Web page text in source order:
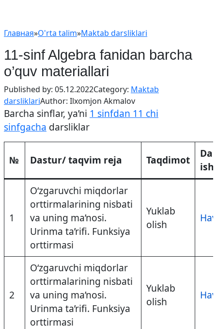
Главная»O'rta talim»Maktab darsliklari
11-sinf Algebra fanidan barcha
o’quv materiallari
Published by: 05.12.2022Category: Maktab
darsliklariAuthor: Ilxomjon Akmalov
Barcha sinflar, ya’ni 1 sinfdan 11 chi
sinfgacha darsliklar
№ Dastur/ taqvim reja Taqdimot
1
O‘zgaruvchi miqdorlar
orttirmalarining nisbati
va uning ma’nosi.
Urinma ta’rifi. Funksiya
orttirmasi
Yuklab
olish
2
O‘zgaruvchi miqdorlar
orttirmalarining nisbati
va uning ma’nosi.
Urinma ta’rifi. Funksiya
orttirmasi
Yuklab
olish